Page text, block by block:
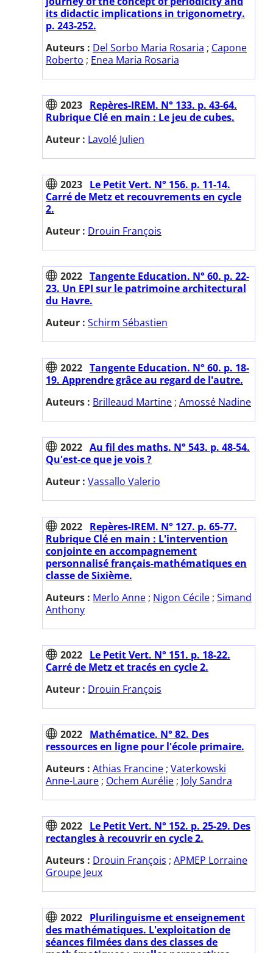
its didactic implications in trigonometry.
p. 243-252.
Auteurs : Del Sorbo Maria Rosaria ; Capone
Roberto ; Enea Maria Rosaria
2023 Repères-IREM. N° 133. p. 43-64.
Rubrique Clé en main : Le jeu de cubes.
Auteur : Lavolé Julien
2023 Le Petit Vert. N° 156. p. 11-14.
Carré de Metz et recouvrements en cycle
2.
Auteur : Drouin François
2022 Tangente Education. N° 60. p. 22-
23. Un EPI sur le patrimoine architectural
du Havre.
Auteur : Schirm Sébastien
2022 Tangente Education. N° 60. p. 18-
19. Apprendre grâce au regard de l'autre.
Auteurs : Brilleaud Martine ; Amossé Nadine
2022 Au fil des maths. N° 543. p. 48-54.
Qu'est-ce que je vois ?
Auteur : Vassallo Valerio
2022 Repères-IREM. N° 127. p. 65-77.
Rubrique Clé en main : L'intervention
conjointe en accompagnement
personnalisé français-mathématiques en
classe de Sixième.
Auteurs : Merlo Anne ; Nigon Cécile ; Simand
Anthony
2022 Le Petit Vert. N° 151. p. 18-22.
Carré de Metz et tracés en cycle 2.
Auteur : Drouin François
2022 Mathématice. N° 82. Des
ressources en ligne pour l'école primaire.
Auteurs : Athias Francine ; Vaterkowski
Anne-Laure ; Ochem Aurélie ; Joly Sandra
2022 Le Petit Vert. N° 152. p. 25-29. Des
rectangles à recouvrir en cycle 2.
Auteurs : Drouin François ; APMEP Lorraine
Groupe Jeux
2022 Plurilinguisme et enseignement
des mathématiques. L'exploitation de
séances filmées dans des classes de